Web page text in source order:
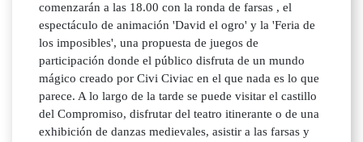
comenzarán a las 18.00 con la ronda de farsas , el
espectáculo de animación 'David el ogro' y la 'Feria de
los imposibles', una propuesta de juegos de
participación donde el público disfruta de un mundo
mágico creado por Civi Civiac en el que nada es lo que
parece. A lo largo de la tarde se puede visitar el castillo
del Compromiso, disfrutar del teatro itinerante o de una
exhibición de danzas medievales, asistir a las farsas y